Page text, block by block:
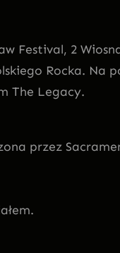
Festival, 2
Rocka.
The Legacy.
przez